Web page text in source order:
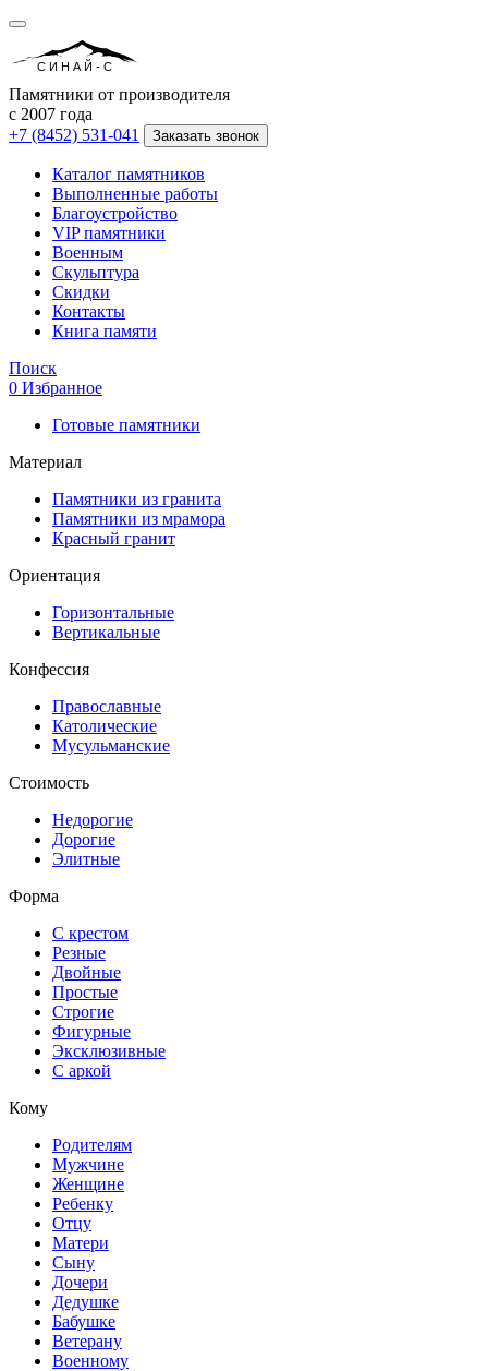
СИНАЙ-С
Памятники от производителя
с 2007 года
+7 (8452) 531-041
Заказать звонок
Каталог памятников
Выполненные работы
Благоустройство
VIP памятники
Военным
Скульптура
Скидки
Контакты
Книга памяти
Поиск
0 Избранное
Готовые памятники
Материал
Памятники из гранита
Памятники из мрамора
Красный гранит
Ориентация
Горизонтальные
Вертикальные
Конфессия
Православные
Католические
Мусульманские
Стоимость
Недорогие
Дорогие
Элитные
Форма
С крестом
Резные
Двойные
Простые
Строгие
Фигурные
Эксклюзивные
С аркой
Кому
Родителям
Мужчине
Женщине
Ребенку
Отцу
Матери
Сыну
Дочери
Дедушке
Бабушке
Ветерану
Военному